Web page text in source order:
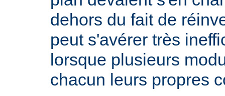
dehors du fait de
peut s'avérer très
lorsque plusieurs
chacun leurs propres